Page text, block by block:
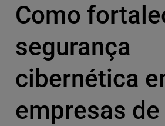
Como
segurança
cibernética
empresas de